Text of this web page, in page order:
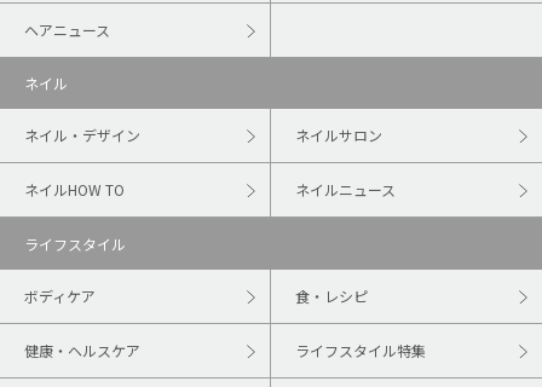
ヘアニュース
ネイル
ネイル・デザイン ネイルサロン
ネイルHOW TO ネイルニュース
ライフスタイル
ボディケア 食・レシピ
健康・ヘルスケア ライフスタイル特集